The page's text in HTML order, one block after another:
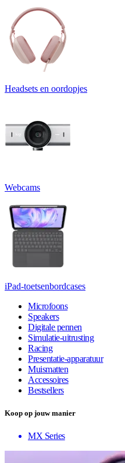
Headsets en oordopjes
Webcams
iPad-toetsenbordcases
Microfoons
Speakers
Digitale pennen
Simulatie-uitrusting
Racing
Presentatie-apparatuur
Muismatten
Accessoires
Bestsellers
Koop op jouw manier
MX Series